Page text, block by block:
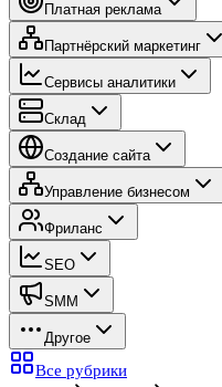
Платная реклама
Партнёрский маркетинг
Сервисы аналитики
Склад
Создание сайта
Управление бизнесом
Фриланс
SEO
SMM
Другое
Все рубрики